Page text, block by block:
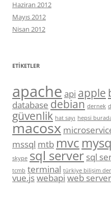
Haziran 2012
Mayıs 2012
Nisan 2012
ETIKETLER
apache api apple
database debian dernek
güvenlik hat sayı hepsi
macosx
mssql mtb mvc
skype sql server sql
tcmb terminal türkiye bilişim
vue.jswebapi web server